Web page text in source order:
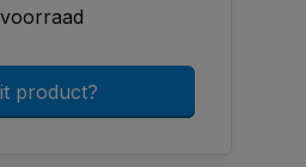
product?